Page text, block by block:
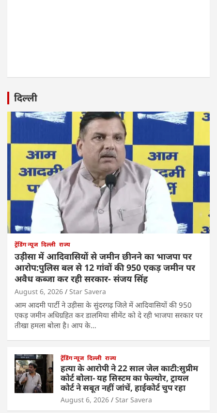
दिल्ली
ट्रेंडिंग न्यूज दिल्ली राज्य
उड़ीसा में आदिवासियों से जमीन छीनने का भाजपा पर
आरोप:पुलिस बल से 12 गांवों की 950 एकड़ जमीन पर
अवैध कब्जा कर रही सरकार- संजय सिंह
August 6, 2026 Star Savera
आम आदमी पार्टी ने उड़ीसा के सुंदरगढ़ जिले में आदिवासियों की 950
एकड़ जमीन अधिग्रहित कर डालमिया सीमेंट को दे रही भाजपा सरकार पर
तीखा हमला बोला है। आप के…
ट्रेंडिंग न्यूज दिल्ली राज्य
हत्या के आरोपी ने 22 साल जेल काटी:सुप्रीम
कोर्ट बोला- यह सिस्टम का फेल्योर, ट्रायल
कोर्ट ने सबूत नहीं जांचें, हाईकोर्ट चुप रहा
August 6, 2026 Star Savera